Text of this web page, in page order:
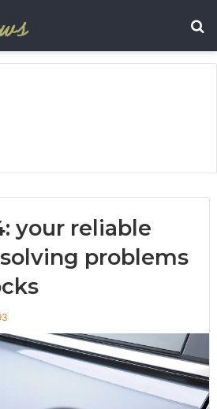
your reliable
problems